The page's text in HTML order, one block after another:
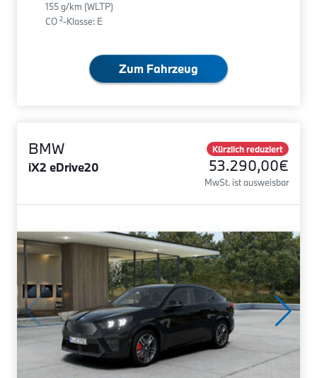
155 g/km (WLTP)
CO 2-Klasse: E
Zum Fahrzeug
BMW
iX2 eDrive20
Kürzlich reduziert
53.290,00€
MwSt. ist ausweisbar